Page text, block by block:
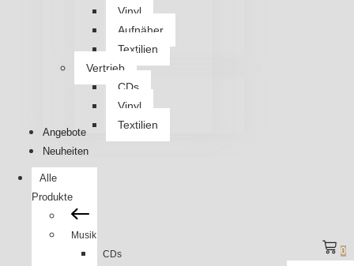
Vinyl
Aufnäher
Textilien
Vertrieb
CDs
Vinyl
Textilien
Angebote
Neuheiten
Alle
Produkte
Musik
CDs
0